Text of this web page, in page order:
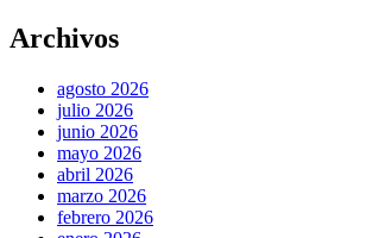
Archivos
agosto 2026
julio 2026
junio 2026
mayo 2026
abril 2026
marzo 2026
febrero 2026